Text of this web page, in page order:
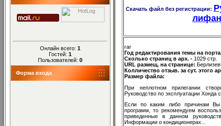
Онлайн всего: 1
Гостей: 1
Пользователей: 0
Форма входа
Скачать файл без регистрации:
rar
Год редактирования темы на
Сколько страниц в арх. - 1029 стр.
URL размещ. на странице:
Колличество отзыв. за сут. этого
Размер файла:
При неплотном прилегании
Руководство по эксплуатации Хонда
Если по каким либо причинам Вы
программ, то рекомендуем
приведенные в данном
Информации о кондиционерах...